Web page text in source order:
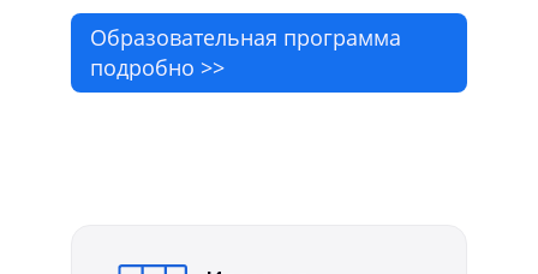
Образовательная программа
подробно >>